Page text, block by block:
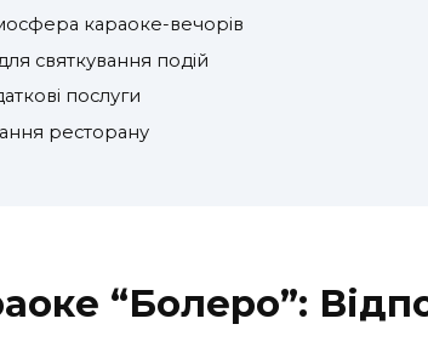
караоке-вечорів
святкування подій
послуги
ресторану
“Болеро”: